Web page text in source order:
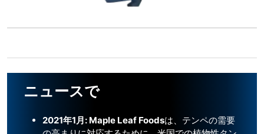
ニュースで
2021年1月: Maple Leaf Foodsは、テンペの需要